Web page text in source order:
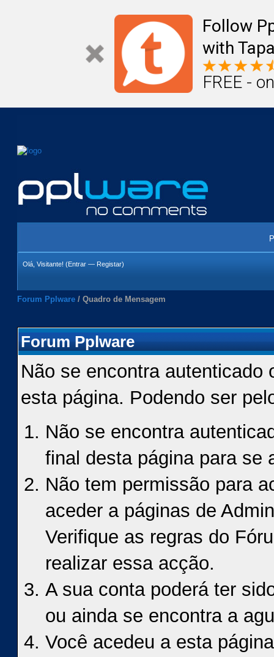
Follow
with
FREE -
Olá, Visitante! (Entrar — Registar)
Forum Pplware / Quadro de Mensagem
Forum Pplware
Não se encontra autenticado
esta página. Podendo ser
Não se encontra
final desta página para se
Não tem permissão para
aceder a páginas de
Verifique as regras do
realizar essa acção.
A sua conta poderá ter
ou ainda se encontra a
Você acedeu a esta